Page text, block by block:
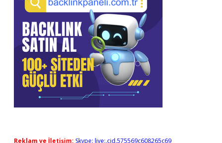
Reklam ve İletişim: Skype: live:.cid.575569c608265c69